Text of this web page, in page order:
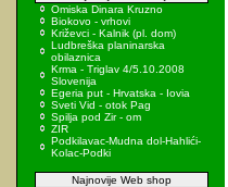
Omiska Dinara Kruzno
Biokovo - vrhovi
Križevci - Kalnik (pl. dom)
Ludbreška planinarska
obilaznica
Krma - Triglav 4/5.10.2008
Slovenija
Egeria put - Hrvatska - Iovia
Sveti Vid - otok Pag
Spilja pod Zir - om
ZIR
Podkilavac-Mudna dol-Hahlići-
Kolac-Podki
Najnovije Web shop